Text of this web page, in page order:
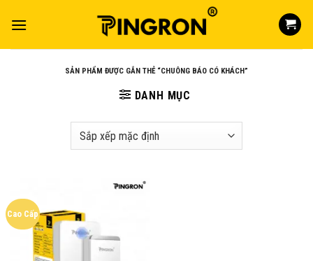
SẢN PHẨM ĐƯỢC GẮN THẺ “CHUÔNG BÁO CÓ KHÁCH”
DANH MỤC
Cao Cấp